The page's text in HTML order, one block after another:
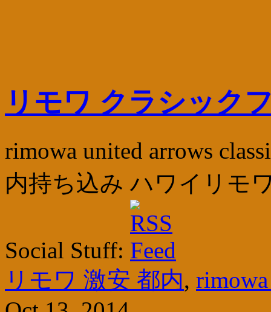
リモワ クラシック
rimowa united arrows
内持ち込み ハワイリモ
Social Stuff:
リモワ 激安 都内,